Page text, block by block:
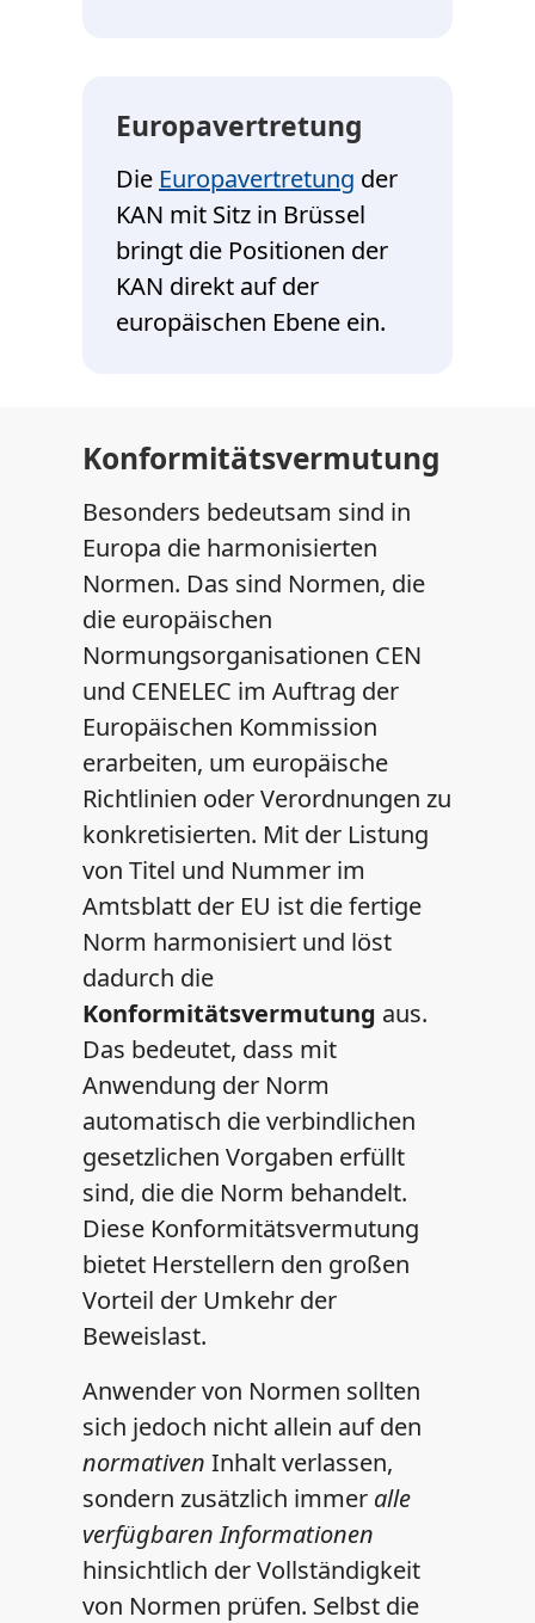
Europavertretung
Die Europavertretung der
KAN mit Sitz in Brüssel
bringt die Positionen der
KAN direkt auf der
europäischen Ebene ein.
Konformitätsvermutung
Besonders bedeutsam sind in
Europa die harmonisierten
Normen. Das sind Normen, die
die europäischen
Normungsorganisationen CEN
und CENELEC im Auftrag der
Europäischen Kommission
erarbeiten, um europäische
Richtlinien oder Verordnungen zu
konkretisierten. Mit der Listung
von Titel und Nummer im
Amtsblatt der EU ist die fertige
Norm harmonisiert und löst
dadurch die
Konformitätsvermutung aus.
Das bedeutet, dass mit
Anwendung der Norm
automatisch die verbindlichen
gesetzlichen Vorgaben erfüllt
sind, die die Norm behandelt.
Diese Konformitätsvermutung
bietet Herstellern den großen
Vorteil der Umkehr der
Beweislast.
Anwender von Normen sollten
sich jedoch nicht allein auf den
normativen Inhalt verlassen,
sondern zusätzlich immer alle
verfügbaren Informationen
hinsichtlich der Vollständigkeit
von Normen prüfen. Selbst die